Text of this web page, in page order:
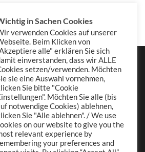
– NoDerivatives 4.0 International
in Sachen Cookies
verwenden Cookies auf unserer
Beim Klicken von
alle" erklären Sie sich
einverstanden, dass wir ALLE
setzen/verwenden. Möchten
sie eine Auswahl vornehmen,
Sie bitte "Cookie
Möchten Sie alle (bis
notwendige Cookies) ablehnen,
Sie "Alle ablehnen". / We use
on our website to give you the
relevant experience by
your preferences and